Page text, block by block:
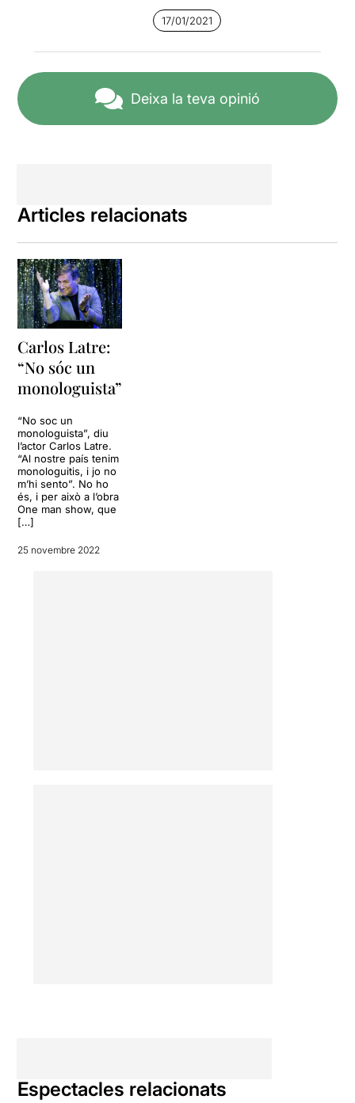
el millor imitador del país,
canta de meravella.
17/01/2021
Deixa la teva opinió
Articles relacionats
Carlos Latre:
“No sóc un
monologuista”
“No soc un
monologuista”, diu
l’actor Carlos Latre.
“Al nostre país tenim
monologuitis, i jo no
m’hi sento”. No ho
és, i per això a l’obra
One man show, que
[…]
25 novembre 2022
Espectacles relacionats